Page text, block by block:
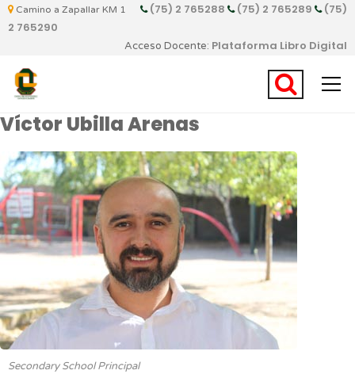
Camino a Zapallar KM 1 (75) 2 765288 (75) 2 765289
(75)
2 765290
Acceso Docente: Plataforma Libro Digital
Víctor Ubilla Arenas
Secondary School Principal